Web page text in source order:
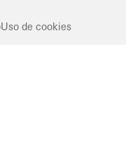
Uso de cookies